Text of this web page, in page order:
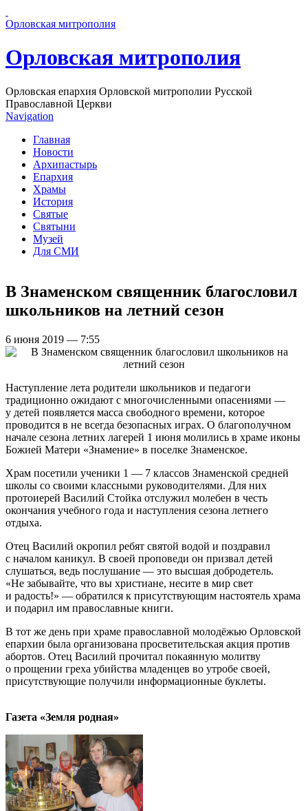
Орловская митрополия
Орловская митрополия
Орловская епархия Орловской митрополии Русской
Православной Церкви
Navigation
Главная
Новости
Архипастырь
Епархия
Храмы
История
Святые
Святыни
Музей
Для СМИ
В Знаменском священник благословил
школьников на летний сезон
6 июня 2019 — 7:55
Наступление лета родители школьников и педагоги
традиционно ожидают с многочисленными опасениями —
у детей появляется масса свободного времени, которое
проводится в не всегда безопасных играх. О благополучном
начале сезона летних лагерей 1 июня молились в храме иконы
Божией Матери «Знамение» в поселке Знаменское.
Храм посетили ученики 1 — 7 классов Знаменской средней
школы со своими классными руководителями. Для них
протоиерей Василий Стойка отслужил молебен в честь
окончания учебного года и наступления сезона летнего
отдыха.
Отец Василий окропил ребят святой водой и поздравил
с началом каникул. В своей проповеди он призвал детей
слушаться, ведь послушание — это высшая добродетель.
«Не забывайте, что вы христиане, несите в мир свет
и радость!» — обратился к присутствующим настоятель храма
и подарил им православные книги.
В тот же день при храме православной молодёжью Орловской
епархии была организована просветительская акция против
абортов. Отец Василий прочитал покаянную молитву
о прощении греха убийства младенцев во утробе своей,
присутствующие получили информационные буклеты.
Газета «Земля родная»